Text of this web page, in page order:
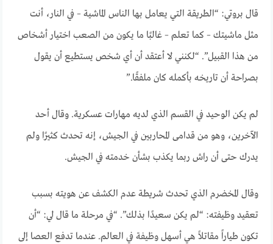
قال بروتي: “الطريقة التي يعامل بها الناس الماشية – في النار، أنت
مثل ماشيتك – كما تعلم – غالبًا ما يكون من الصعب اختيار أشخاص
من هذا القبيل”. “لكنني لا أعتقد أن أي شخص يستطيع أن يقول
بصراحة أن تاريخه بأكمله كان ملفقًا.”
لم يكن الوحيد في القسم الذي لديه مهارات عسكرية. وقال أحد
الآخرين، وهو من قدامى المحاربين في الجيش، إنه تحدث كثيرًا ولم
يدرك حتى أن راش ربما يكذب بشأن خدمته في الجيش.
وقال المخضرم الذي تحدث شريطة عدم الكشف عن هويته بسبب
تعقيد وظيفته: “لم يكن سعيدًا بذلك”. “في مرحلة ما قال لي: “أن
تكون طياراً مقاتلاً هي أسهل وظيفة في العالم. عندما تدفع العصا إلى